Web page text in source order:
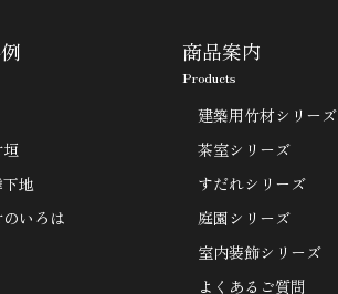
地
いろは
商品案内
Products
建築用竹材シリーズ
茶室シリーズ
すだれシリーズ
庭園シリーズ
室内装飾シリーズ
よくあるご質問